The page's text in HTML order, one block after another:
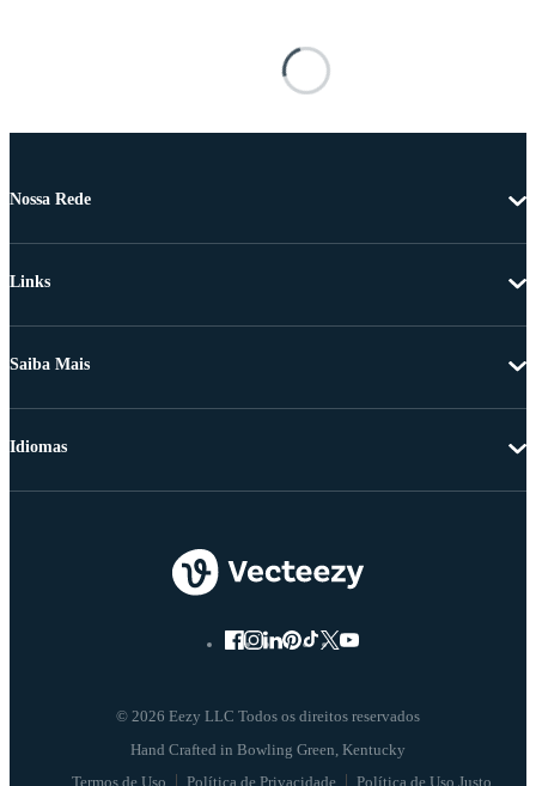
Nossa Rede
Links
Saiba Mais
© 2026 Eezy LLC Todos os direitos reservados
Termos de Uso Política de Privacidade Política de Uso Justo
Idiomas